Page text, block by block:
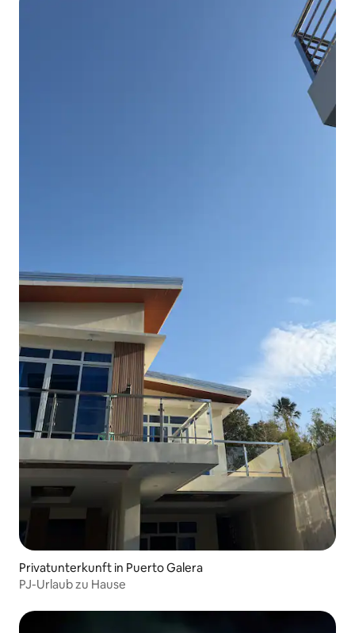
Privatunterkunft in Puerto Galera
PJ-Urlaub zu Hause